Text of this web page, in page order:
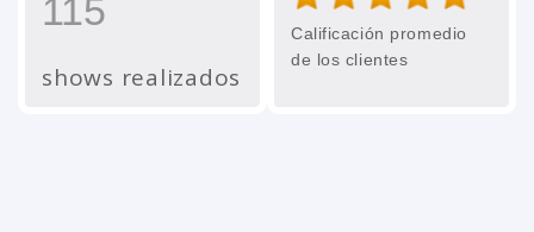
115
shows realizados
Calificación promedio
de los clientes